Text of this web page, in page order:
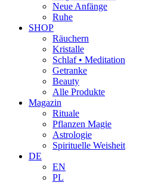
Neue Anfänge
Ruhe
SHOP
Räuchern
Kristalle
Schlaf • Meditation
Getranke
Beauty
Alle Produkte
Magazin
Rituale
Pflanzen Magie
Astrologie
Spirituelle Weisheit
DE
EN
PL